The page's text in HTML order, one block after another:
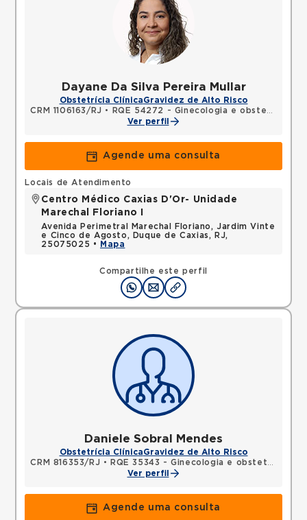
Dayane Da Silva Pereira Mullar
Obstetrícia ClínicaGravidez de Alto Risco
CRM 1106163/RJ •
RQE 54272 - Ginecologia e obstetrícia
Ver perfil
Agende uma consulta
Compartilhe este perfil
Locais de Atendimento
Centro Médico Caxias D'Or- Unidade
Marechal Floriano I
Avenida Perimetral Marechal Floriano, Jardim Vinte
e Cinco de Agosto, Duque de Caxias, RJ,
25075025 •
Mapa
Daniele Sobral Mendes
Obstetrícia ClínicaGravidez de Alto Risco
CRM 816353/RJ •
RQE 35343 - Ginecologia e obstetrícia
Ver perfil
Agende uma consulta